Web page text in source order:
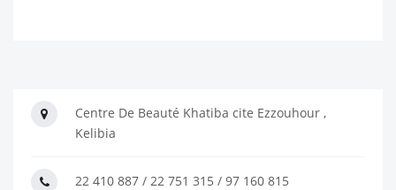
Centre De Beauté Khatiba cite Ezzouhour ,
Kelibia
22 410 887 / 22 751 315 / 97 160 815